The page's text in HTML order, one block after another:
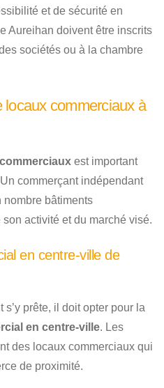
et de sécurité en
Aureihan doivent être inscrits
sociétés ou à la chambre
locaux commerciaux à
est important
commerçant indépendant
nombre bâtiments
activité et du marché visé.
en centre-ville de
s’y prête, il doit opter pour la
en centre-ville. Les
des locaux commerciaux qui
de proximité.